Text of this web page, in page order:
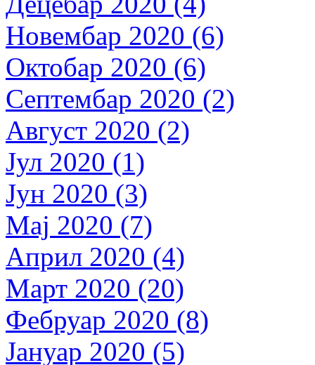
Новембар 2020 (6)
Октобар 2020 (6)
Септембар 2020 (2)
Август 2020 (2)
Јул 2020 (1)
Јун 2020 (3)
Мај 2020 (7)
Април 2020 (4)
Март 2020 (20)
Фебруар 2020 (8)
Јануар 2020 (5)